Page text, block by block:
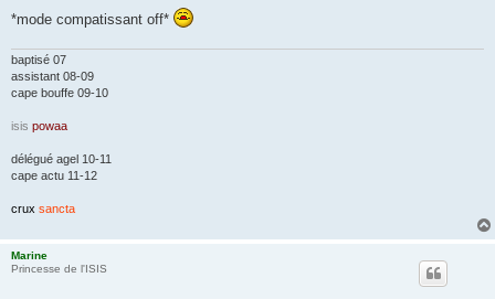
*mode compatissant off*
baptisé 07
assistant 08-09
cape bouffe 09-10
isis powaa
délégué agel 10-11
cape actu 11-12
crux sancta
Marine
Princesse de l'ISIS